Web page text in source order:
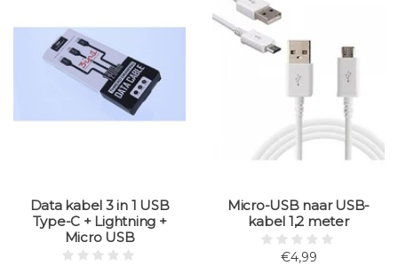
Data kabel 3 in 1 USB
Type-C + Lightning +
Micro USB
Micro-USB naar USB-
kabel 1,2 meter
€4,99